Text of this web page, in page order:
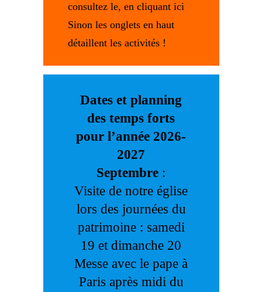
consultez le,en cliquant ici
Sinon les onglets en haut
détaillent les activités !
Dates et planning
des temps forts
pour l’année 2026-
2027
Septembre :
Visite de notre église
lors des journées du
patrimoine : samedi
19 et dimanche 20
Messe avec le pape à
Paris après midi du